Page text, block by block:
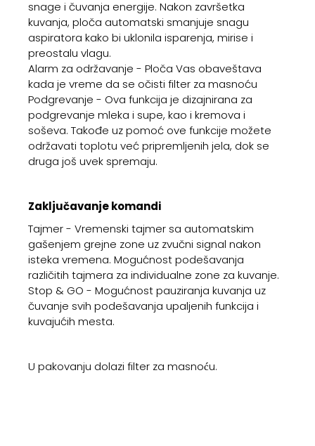
snage i čuvanja energije. Nakon završetka
kuvanja, ploča automatski smanjuje snagu
aspiratora kako bi uklonila isparenja, mirise i
preostalu vlagu.
Alarm za održavanje - Ploča Vas obaveštava
kada je vreme da se očisti filter za masnoću
Podgrevanje - Ova funkcija je dizajnirana za
podgrevanje mleka i supe, kao i kremova i
soševa. Takođe uz pomoć ove funkcije možete
održavati toplotu već pripremljenih jela, dok se
druga još uvek spremaju.
Zaključavanje komandi
Tajmer - Vremenski tajmer sa automatskim
gašenjem grejne zone uz zvučni signal nakon
isteka vremena. Mogućnost podešavanja
različitih tajmera za individualne zone za kuvanje.
Stop & GO - Mogućnost pauziranja kuvanja uz
čuvanje svih podešavanja upaljenih funkcija i
kuvajućih mesta.
U pakovanju dolazi filter za masnoću.